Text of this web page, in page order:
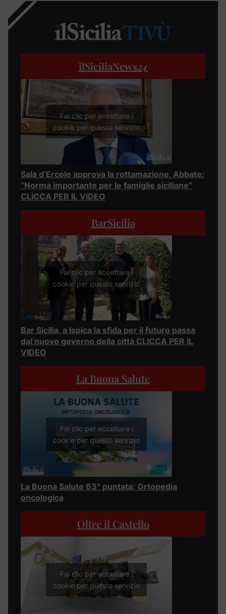
ilSiciliaNews24
Fai clic per accettare i
cookie per questo servizio
Sala d’Ercole approva la rottamazione, Abbate:
“Norma importante per le famiglie siciliane”
CLICCA PER IL VIDEO
BarSicilia
Fai clic per accettare i
cookie per questo servizio
Bar Sicilia, a Ispica la sfida per il futuro passa
dal nuovo governo della città CLICCA PER IL
VIDEO
La Buona Salute
Fai clic per accettare i
cookie per questo servizio
La Buona Salute 63° puntata: Ortopedia
oncologica
Oltre il Castello
Fai clic per accettare i
cookie per questo servizio